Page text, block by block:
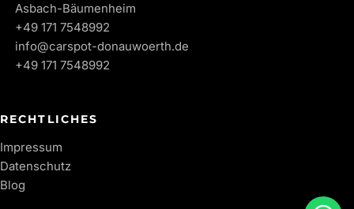
Asbach-Bäumenheim
+49 171 7548992
info@carspot-donauwoerth.de
+49 171 7548992
RECHTLICHES
Impressum
Datenschutz
Blog